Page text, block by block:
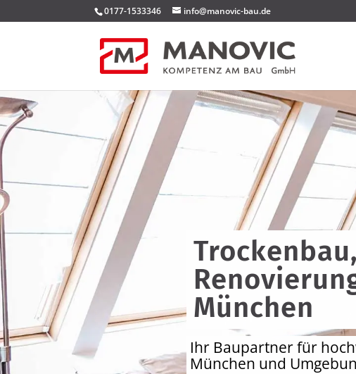
0177-1533346 info@manovic-bau.de
München
Ihr Baupartner für
München und